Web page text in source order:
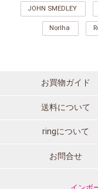
JOHN SMEDLEY
Norlha
お買物ガイド
送料について
ringについて
お問合せ